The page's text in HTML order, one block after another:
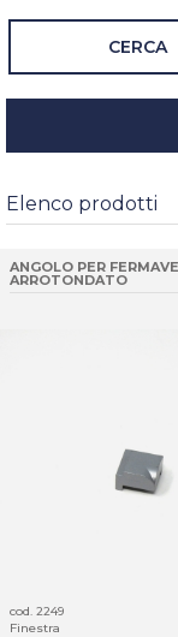
CERCA
Elenco prodotti
ANGOLO PER
ARROTONDATO
cod. 2249
Finestra